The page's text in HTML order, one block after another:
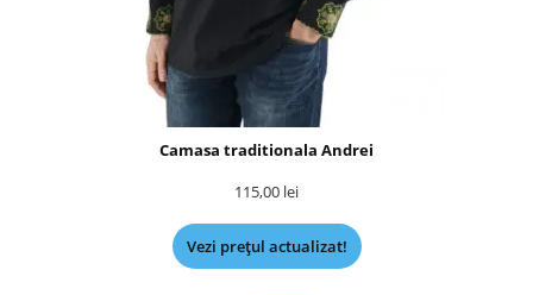
Camasa traditionala Andrei
115,00 lei
Vezi prețul actualizat!